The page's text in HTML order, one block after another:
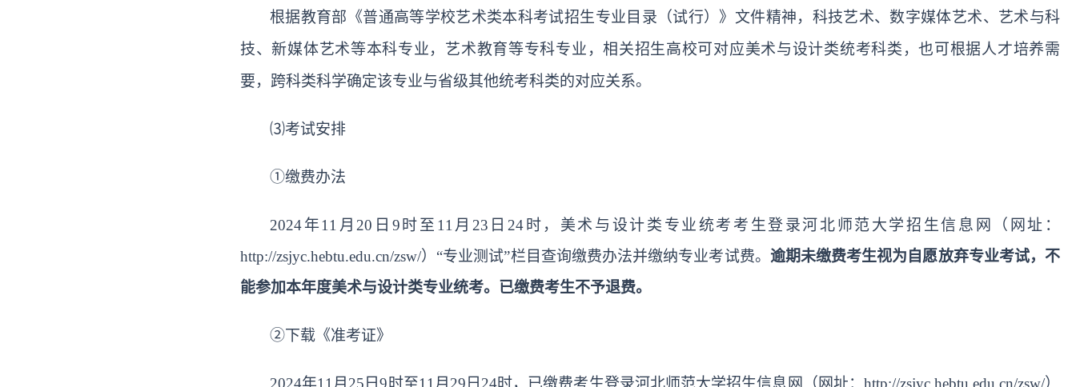
根据教育部《普通高等学校艺术类本科考试招生专业目录（试行）》文件精神，科技艺术、数字媒体艺术、艺术与科
技、新媒体艺术等本科专业，艺术教育等专科专业，相关招生高校可对应美术与设计类统考科类，也可根据人才培养需
要，跨科类科学确定该专业与省级其他统考科类的对应关系。
⑶考试安排
①缴费办法
2024年11月20日9时至11月23日24时 ，美术与设计类专业统考考生登录河北师范大学招生信息网
（网址：
http://zsjyc.hebtu.edu.cn/zsw/） “专业测试”栏目查询缴费办法并缴纳专业考试费。 逾期未缴费考生视为自愿放弃专业考试，不
能参加本年度美术与设计类专业统考。已缴费考生不予退费。
②下载《准考证》
2024年11月25日9时至11月29日24时，已缴费考生登录河北师范大学招生信息网（网址： http://zsjyc.hebtu.edu.cn/zsw/）